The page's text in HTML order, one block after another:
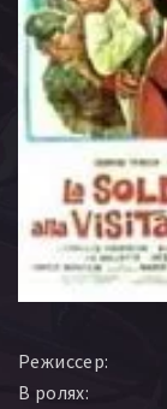
Режиссер:
В ролях: